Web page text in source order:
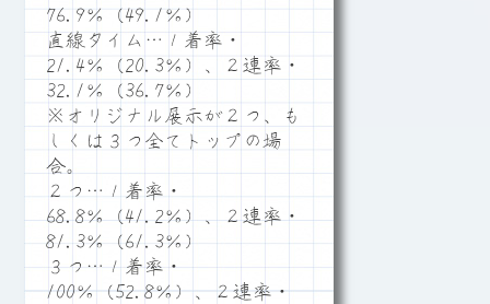
76.9％（49.1％）
直線タイム…１着率・
21.4％（20.3％）、２連率・
32.1％（36.7％）
※オリジナル展示が２つ、も
しくは３つ全てトップの場
合。
２つ…１着率・
68.8％（41.2％）、２連率・
81.3％（61.3％）
３つ…１着率・
100％（52.8％）、２連率・